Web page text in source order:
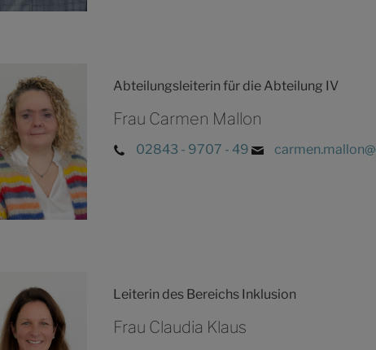
Abteilungsleiterin für die Abteilung IV
Frau Carmen Mallon
02843 - 9707 - 49
Leiterin des Bereichs Inklusion
Frau Claudia Klaus